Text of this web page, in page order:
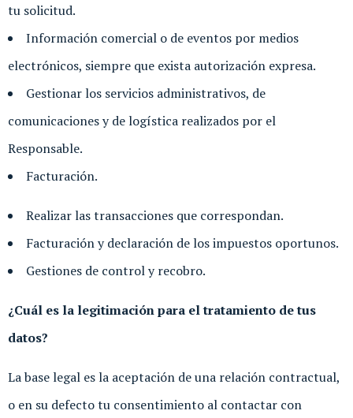
tu solicitud.
Información comercial o de eventos por medios
electrónicos, siempre que exista autorización expresa.
Gestionar los servicios administrativos, de
comunicaciones y de logística realizados por el
Responsable.
Facturación.
Realizar las transacciones que correspondan.
Facturación y declaración de los impuestos oportunos.
Gestiones de control y recobro.
¿Cuál es la legitimación para el tratamiento de tus
datos?
La base legal es la aceptación de una relación contractual,
o en su defecto tu consentimiento al contactar con